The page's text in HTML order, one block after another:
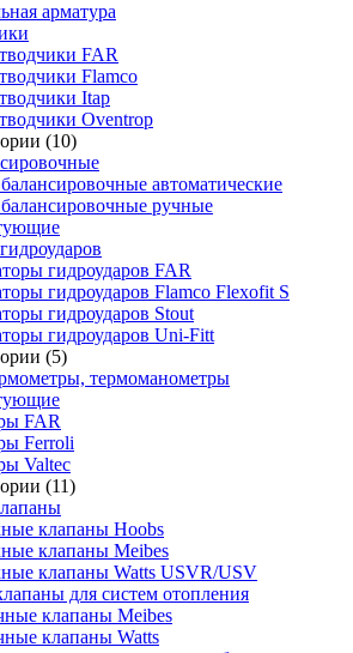
арматура
FAR
Flamco
Itap
Oventrop
(10)
автоматические
ручные
гидроударов FAR
гидроударов Flamco Flexofit S
гидроударов Stout
гидроударов Uni-Fitt
(5)
термоманометры
FAR
Ferroli
Valtec
(11)
клапаны Hoobs
клапаны Meibes
клапаны Watts USVR/USV
для систем отопления
клапаны Meibes
клапаны Watts